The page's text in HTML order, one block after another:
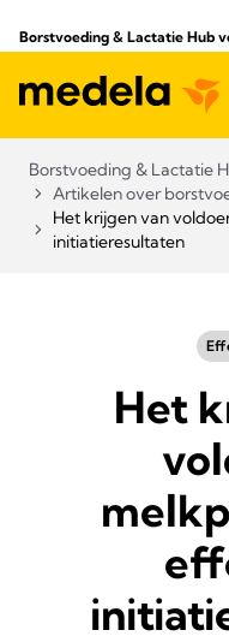
Borstvoeding & Lactatie Hub
Borstvoeding & Lactatie
Artikelen over
Het krijgen van
initiatieresultaten
Het